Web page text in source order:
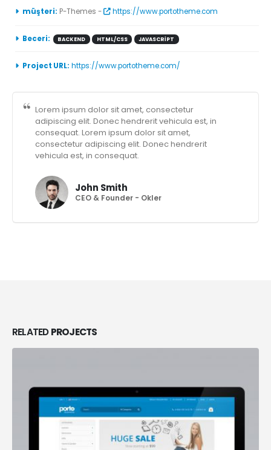
müşteri: P-Themes - https://www.portotheme.com
Beceri: BACKEND HTML/CSS JAVASCRIPT
Project URL: https://www.portotheme.com/
Lorem ipsum dolor sit amet, consectetur
adipiscing elit. Donec hendrerit vehicula est, in
consequat. Lorem ipsum dolor sit amet,
consectetur adipiscing elit. Donec hendrerit
vehicula est, in consequat.
John Smith
CEO & Founder - Okler
RELATEDPROJECTS